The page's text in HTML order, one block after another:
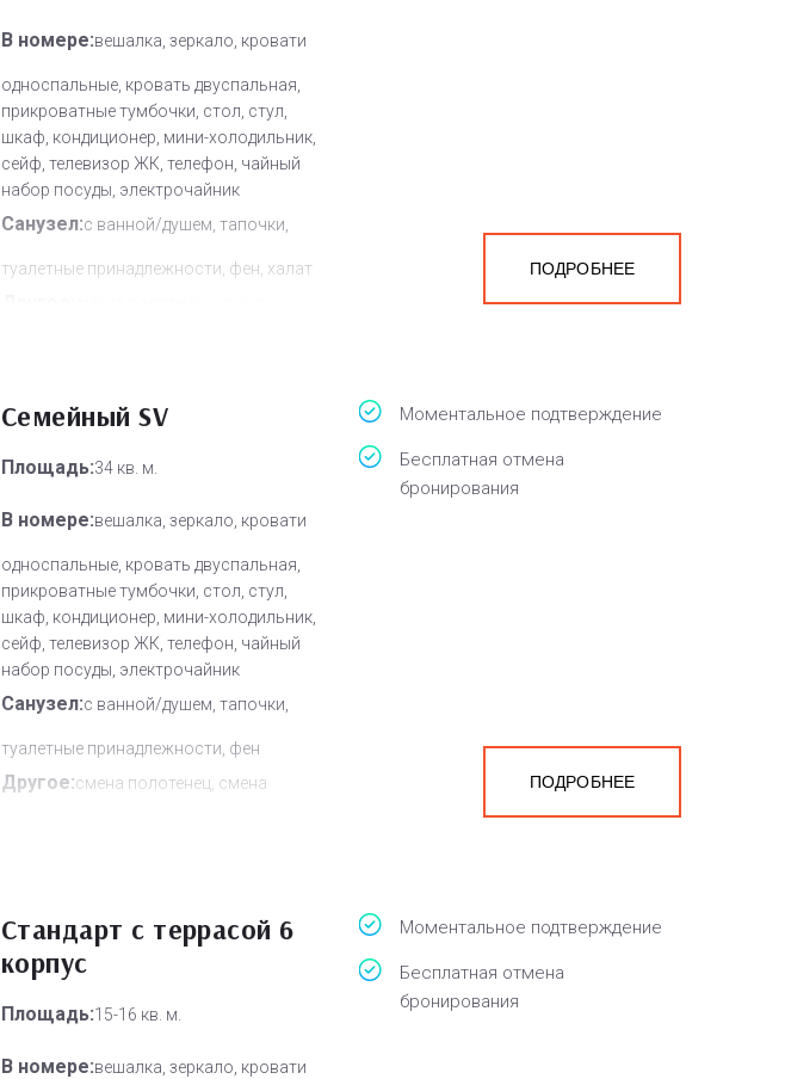
В номере:вешалка, зеркало, кровати
односпальные, кровать двуспальная,
прикроватные тумбочки, стол, стул,
шкаф, кондиционер, мини-холодильник,
сейф, телевизор ЖК, телефон, чайный
набор посуды, электрочайник
Санузел:с ванной/душем, тапочки,
туалетные принадлежности, фен, халат ПОДРОБНЕЕ
Семейный SV
Площадь:34 кв. м.
В номере:вешалка, зеркало, кровати
односпальные, кровать двуспальная,
прикроватные тумбочки, стол, стул,
шкаф, кондиционер, мини-холодильник,
сейф, телевизор ЖК, телефон, чайный
набор посуды, электрочайник
Санузел:с ванной/душем, тапочки,
туалетные принадлежности, фен
Другое:смена полотенец, смена
Моментальное подтверждение
Бесплатная отмена
бронирования
ПОДРОБНЕЕ
Стандарт с террасой 6
корпус
Площадь:15-16 кв. м.
В номере:вешалка, зеркало, кровати
Моментальное подтверждение
Бесплатная отмена
бронирования